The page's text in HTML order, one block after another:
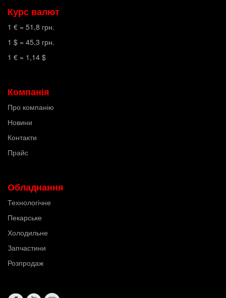
Курс валют
1 € = 51,8 грн.
1 $ = 45,3 грн.
1 € = 1,14 $
Компанія
Про компанію
Новини
Контакти
Прайс
Обладнання
Технологічне
Пекарське
Холодильне
Запчастини
Розпродаж